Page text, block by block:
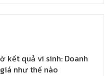
kết quả vi sinh: Doanh
như thế nào